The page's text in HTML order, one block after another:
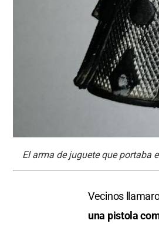
El arma de juguete que portaba
Vecinos
una pistola